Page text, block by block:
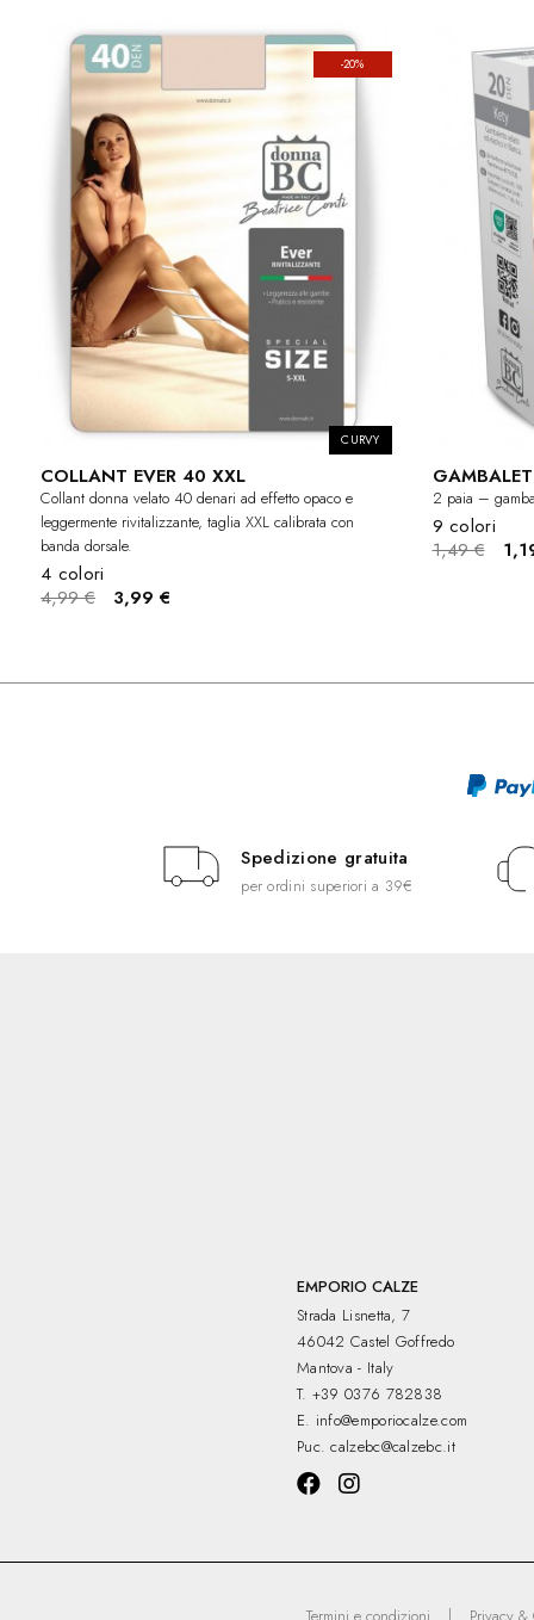
-20%
CURVY
COLLANT EVER 40 XXL
Collant donna velato 40 denari ad effetto opaco e
leggermente rivitalizzante, taglia XXL calibrata con
banda dorsale.
4 colori
4,99 €
3,99 €
2 paia –
9 colori
1,49 €
Spedizione gratuita
per ordini superiori a 39€
EMPORIO CALZE
Strada Lisnetta, 7
46042 Castel Goffredo
Mantova - Italy
T. +39 0376 782838
E. info@emporiocalze.com
Puc.calzebc@calzebc.it
|